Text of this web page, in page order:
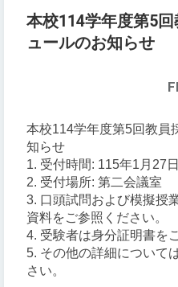
本校114学年度第5
ュールのお知らせ
本校114学年度第5回教員
知らせ
1. 受付時間: 115年1月27
2. 受付場所: 第二会議室
3. 口頭試問および模擬授
資料をご参照ください。
4. 受験者は身分証明書を
5. その他の詳細について
さい。